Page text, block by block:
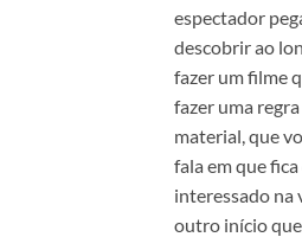
espectador
descobrir ao
fazer um filme
fazer uma
material, que
fala em que
interessado na
outro início